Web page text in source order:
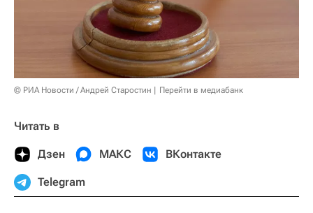
© РИА Новости / Андрей Старостин Перейти в медиабанк
Читать в
Дзен МАКС ВКонтакте
Telegram